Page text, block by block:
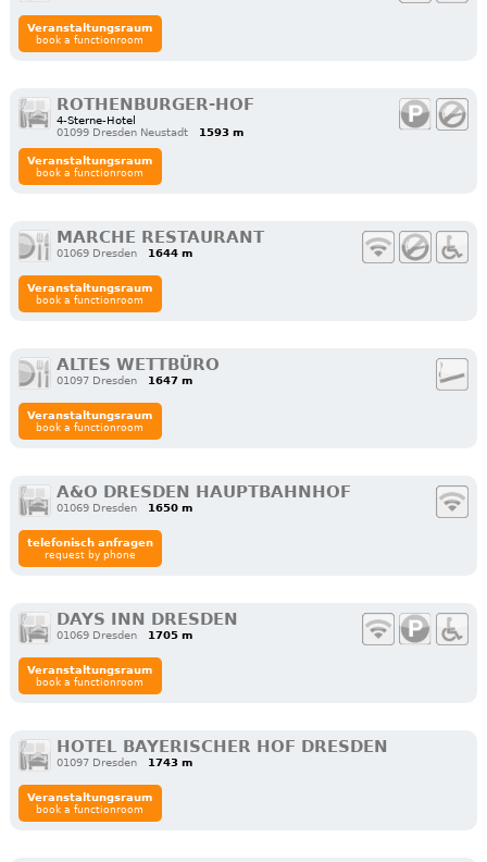
Veranstaltungsraum
book a functionroom
ROTHENBURGER-HOF
4-Sterne-Hotel
01099 Dresden Neustadt
1593 m
Veranstaltungsraum
book a functionroom
MARCHE RESTAURANT
01069 Dresden 1644 m
Veranstaltungsraum
book a functionroom
ALTES WETTBÜRO
01097 Dresden 1647 m
Veranstaltungsraum
book a functionroom
A&O DRESDEN HAUPTBAHNHOF
01069 Dresden 1650 m
telefonisch anfragen
request by phone
DAYS INN DRESDEN
01069 Dresden 1705 m
Veranstaltungsraum
book a functionroom
HOTEL BAYERISCHER HOF DRESDEN
01097 Dresden 1743 m
Veranstaltungsraum
book a functionroom